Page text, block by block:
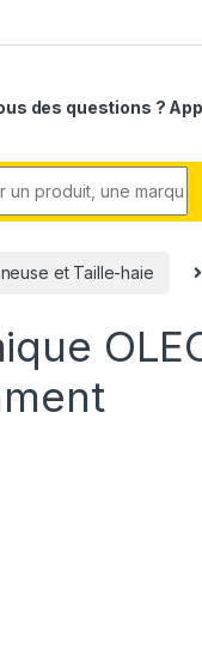
des questions ?
et Taille-haie